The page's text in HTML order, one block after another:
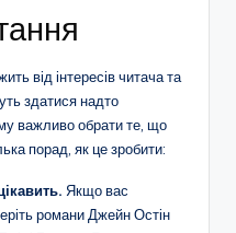
від інтересів читача та
здатися надто
важливо обрати те, що
порад, як це зробити:
Якщо вас
романи Джейн Остін